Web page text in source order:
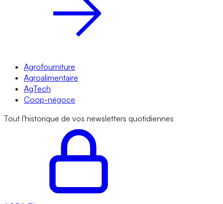
Agrofourniture
Agroalimentaire
AgTech
Coop-négoce
Tout l'historique de vos newsletters quotidiennes